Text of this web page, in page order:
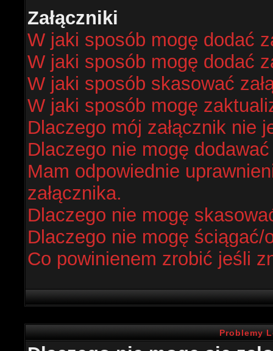
Załączniki
W jaki sposób mogę dodać
W jaki sposób mogę dodać
W jaki sposób skasować
W jaki sposób mogę
Dlaczego mój załącznik nie
Dlaczego nie mogę dodawać
Mam odpowiednie
załącznika.
Dlaczego nie mogę
Dlaczego nie mogę ściągać/
Co powinienem zrobić jeśli
Problemy